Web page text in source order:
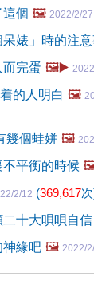
這個 🖼️ 2022/2/27
婊」時的注
完蛋 🖼️▶️
的人明白 🖼️
幾個蛙姘 🖼️
平衡的時候
2/12 (369,617
十大唄唄自信
神緣吧 🖼️ 2022/